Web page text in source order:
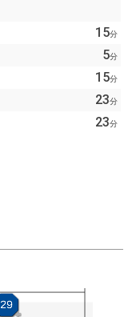
15分
5分
15分
23分
23分